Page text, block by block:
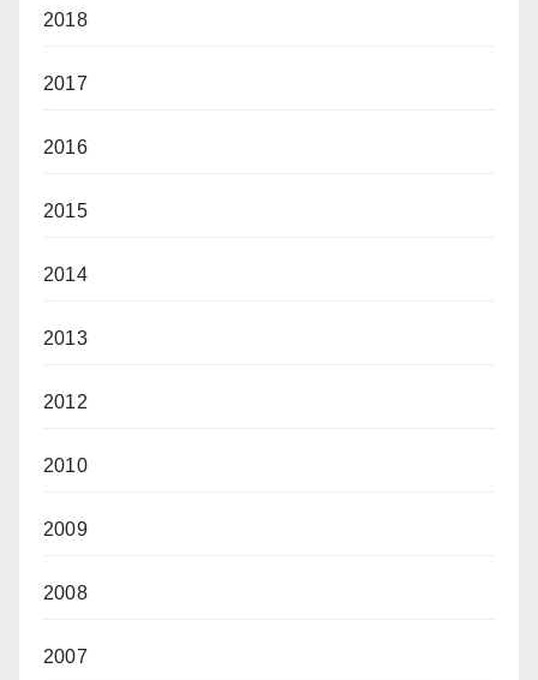
2018
2017
2016
2015
2014
2013
2012
2010
2009
2008
2007